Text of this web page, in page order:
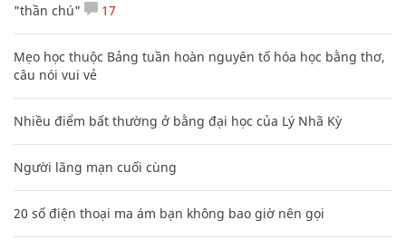
"thần chú"
17
Mẹo học thuộc Bảng tuần hoàn nguyên tố hóa học bằng thơ,
câu nói vui vẻ
Nhiều điểm bất thường ở bằng đại học của Lý Nhã Kỳ
Người lãng mạn cuối cùng
20 số điện thoại ma ám bạn không bao giờ nên gọi